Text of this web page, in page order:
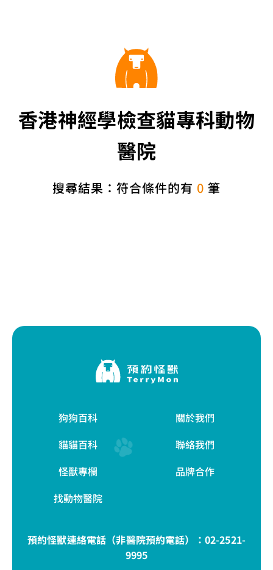
香港神經學檢查貓專科動物
醫院
搜尋結果：符合條件的有 0 筆
狗狗百科
貓貓百科
怪獸專欄
找動物醫院
關於我們
聯絡我們
品牌合作
預約怪獸連絡電話（非醫院預約電話）： 02-2521-
9995